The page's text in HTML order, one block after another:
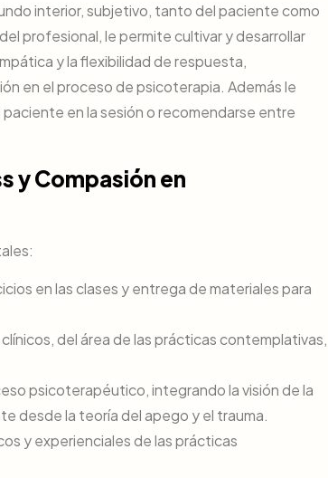
interior, subjetivo, tanto del paciente como
profesional, le permite cultivar y desarrollar
y la flexibilidad de respuesta,
en el proceso de psicoterapia. Además le
en la sesión o recomendarse entre
y Compasión en
en las clases y entrega de materiales para
del área de las prácticas contemplativas,
psicoterapéutico, integrando la visión de la
desde la teoría del apego y el trauma.
y experienciales de las prácticas